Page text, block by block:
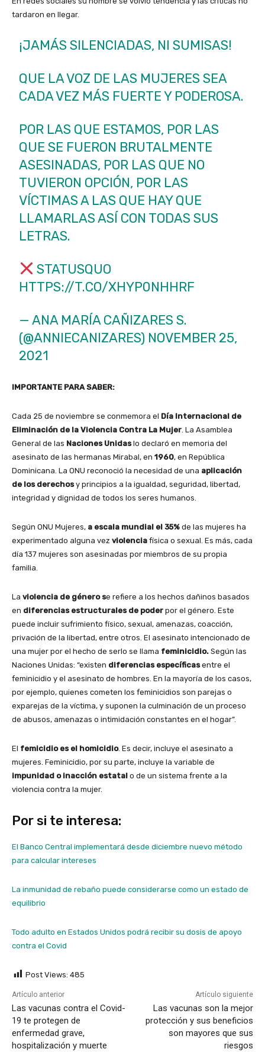
tardaron en llegar.
¡JAMÁS SILENCIADAS, NI SUMISAS!
QUE LA VOZ DE LAS MUJERES SEA
CADA VEZ MÁS FUERTE Y PODEROSA.
POR LAS QUE ESTAMOS, POR LAS
QUE SE FUERON BRUTALMENTE
ASESINADAS, POR LAS QUE NO
TUVIERON OPCIÓN, POR LAS
VÍCTIMAS A LAS QUE HAY QUE
LLAMARLAS ASÍ CON TODAS SUS
LETRAS.
STATUSQUO
HTTPS://T.CO/XHYP0NHHRF
— ANA MARÍA CAÑIZARES S.
(@ANNIECANIZARES) NOVEMBER 25,
2021
IMPORTANTE PARA SABER:
Cada 25 de noviembre se conmemora el Día Internacional de
Eliminación de la Violencia Contra La Mujer . La Asamblea
General de las Naciones Unidaslo declaró en memoria del
asesinato de las hermanas Mirabal, en 1960, en República
Dominicana. La ONU reconoció la necesidad de una aplicación
de los derechosy principios a la igualdad, seguridad, libertad,
integridad y dignidad de todos los seres humanos.
Según ONU Mujeres, a escala mundial el 35% de las mujeres ha
experimentado alguna vez violencia física o sexual. Es más, cada
día 137 mujeres son asesinadas por miembros de su propia
familia.
La violencia de género se refiere a los hechos dañinos basados
en diferencias estructurales de poder por el género. Este
puede incluir sufrimiento físico, sexual, amenazas, coacción,
privación de la libertad, entre otros. El asesinato intencionado de
una mujer por el hecho de serlo se llama feminicidio. Según las
Naciones Unidas: “existen diferencias específicasentre el
feminicidio y el asesinato de hombres. En la mayoría de los casos,
por ejemplo, quienes cometen los feminicidios son parejas o
exparejas de la víctima, y suponen la culminación de un proceso
de abusos, amenazas o intimidación constantes en el hogar”.
El femicidio es el homicidio. Es decir, incluye el asesinato a
mujeres. Feminicidio, por su parte, incluye la variable de
impunidad o inacción estatal o de un sistema frente a la
violencia contra la mujer.
Por si te interesa:
El Banco Central implementará desde diciembre nuevo método
para calcular intereses
La inmunidad de rebaño puede considerarse como un estado de
equilibrio
Todo adulto en Estados Unidos podrá recibir su dosis de apoyo
contra el Covid
Post Views: 485
Artículo anterior
Las vacunas contra el Covid-
19 te protegen de
enfermedad grave,
hospitalización y muerte
Artículo siguiente
Las vacunas son la mejor
protección y sus beneficios
son mayores que sus
riesgos